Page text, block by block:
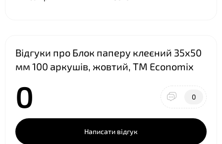
Відгуки про Блок паперу клеєний 35х50
мм 100 аркушів, жовтий, ТМ Economix
0 0
Написати відгук